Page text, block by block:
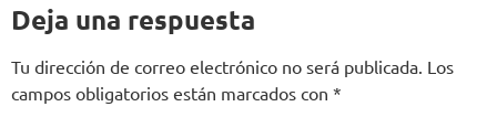
Deja una respuesta
Tu dirección de correo electrónico no será publicada. Los
campos obligatorios están marcados con *